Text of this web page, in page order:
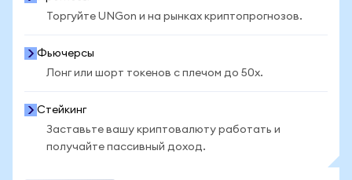
Торгуйте UNGon и на рынках криптопрогнозов.
Фьючерсы
Лонг или шорт токенов с плечом до 50x.
Стейкинг
Заставьте вашу криптовалюту работать и
получайте пассивный доход.